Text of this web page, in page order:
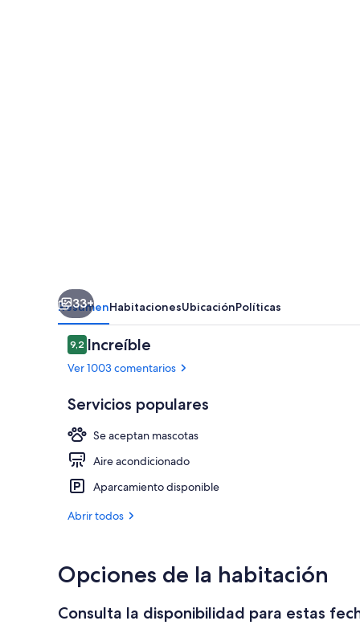
33+
ResumenHabitacionesUbicaciónPolíticas
Comentarios
9,29,2 de 10
Increíble
Ver 1003 comentarios
Servicios populares
Se aceptan mascotas
Aire acondicionado
Aparcamiento disponible
Abrir todos
Opciones de la habitación
Consulta la disponibilidad para estas